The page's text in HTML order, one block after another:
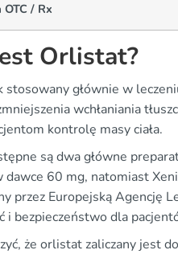
/ Rx
Orlistat?
głównie w
wchłaniania
kontrolę masy ciała.
są dwa główne
dawce 60 mg, natomiast
przez Europejską Agencję
i bezpieczeństwo dla
że orlistat zaliczany jest